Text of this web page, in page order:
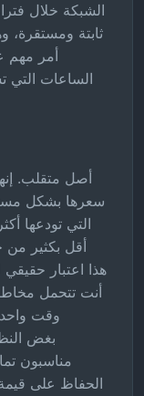
الشبكة خلال
أمر مهم
الساعات التي
سعرها بشكل
أقل بكثير من
وقت
مناسبون
الحفاظ على